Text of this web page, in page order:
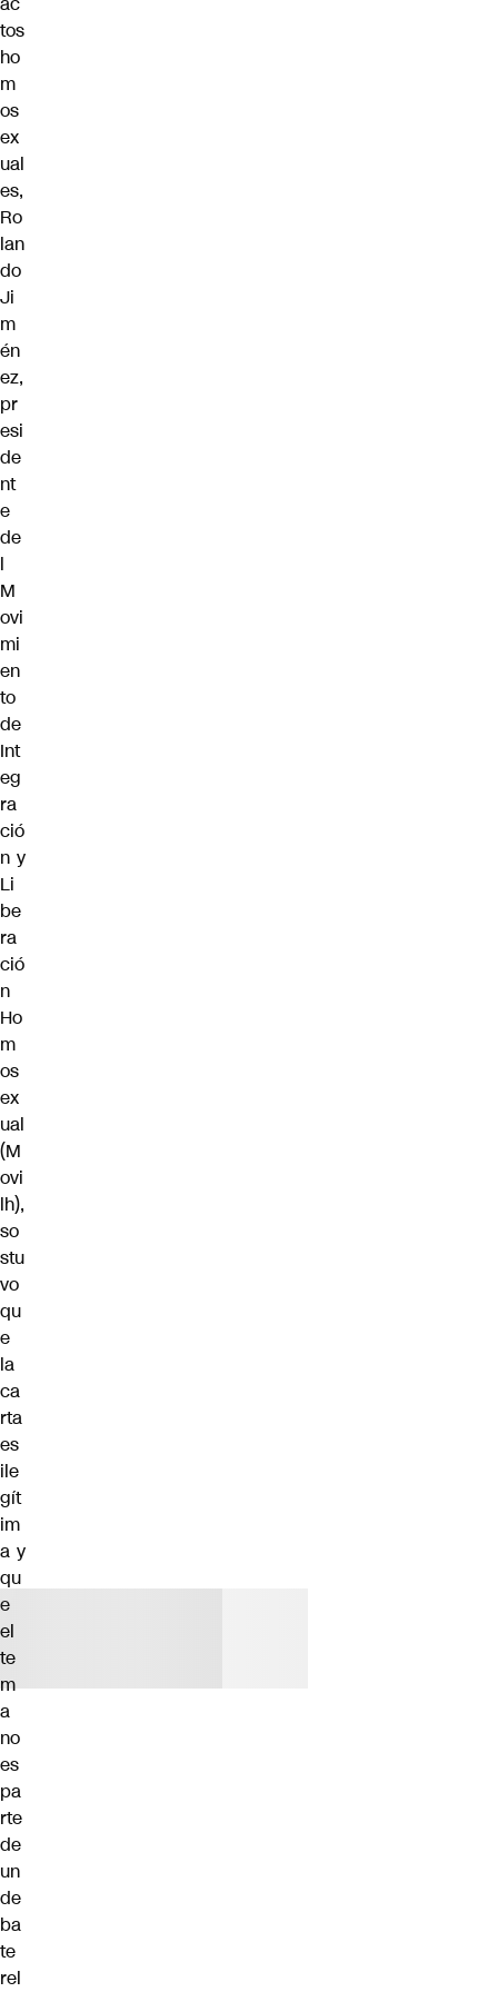
tos
ho
m
os
ex
ual
es,
Ro
lan
do
Ji
m
én
ez,
pr
esi
de
nt
e
de
l
M
ovi
mi
en
to
de
Int
eg
ra
ció
n y
Li
be
ra
ció
n
Ho
m
os
ex
ual
(M
ovi
lh),
so
stu
vo
qu
e
la
ca
rta
es
ile
gít
im
a y
qu
e
el
te
m
a
no
es
pa
rte
de
un
de
ba
te
rel